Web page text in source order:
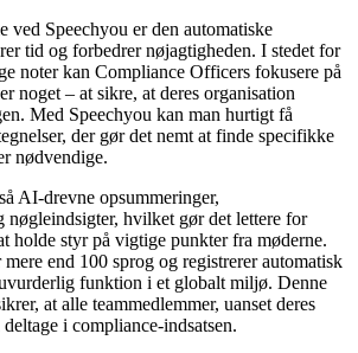
ved Speechyou er den automatiske
tid og forbedrer nøjagtigheden. I stedet for
noter kan Compliance Officers fokusere på
noget – at sikre, at deres organisation
Med Speechyou kan man hurtigt få
der gør det nemt at finde specifikke
nødvendige.
AI-drevne opsummeringer,
nøgleindsigter, hvilket gør det lettere for
holde styr på vigtige punkter fra møderne.
end 100 sprog og registrerer automatisk
funktion i et globalt miljø. Denne
at alle teammedlemmer, uanset deres
i compliance-indsatsen.